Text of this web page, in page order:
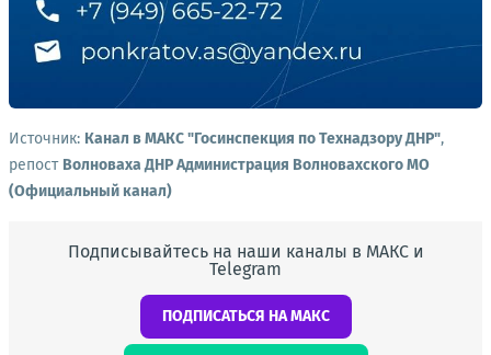
Источник: Канал в МАКС "Госинспекция по Технадзору ДНР",
репост Волноваха ДНР Администрация Волновахского МО
(Официальный канал)
Подписывайтесь на наши каналы в МАКС и
Telegram
ПОДПИСАТЬСЯ НА МАКС